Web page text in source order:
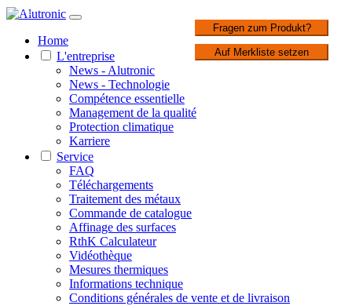
Home
L'entreprise
News - Alutronic
News - Technologie
Compétence essentielle
Management de la qualité
Protection climatique
Karriere
Service
FAQ
Téléchargements
Traitement des métaux
Commande de catalogue
Affinage des surfaces
RthK Calculateur
Vidéothèque
Mesures thermiques
Informations technique
Conditions générales de vente et de livraison
Fragen zum Produkt?
Auf Merkliste setzen
1 / 2